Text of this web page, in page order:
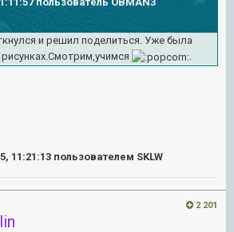
и решил поделиться. Уже была
.
11:21:13 пользователем SKLW
2 201